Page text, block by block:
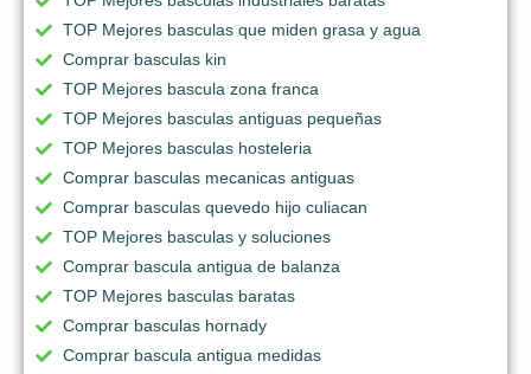
TOP Mejores basculas que miden grasa y agua
Comprar basculas kin
TOP Mejores bascula zona franca
TOP Mejores basculas antiguas pequeñas
TOP Mejores basculas hosteleria
Comprar basculas mecanicas antiguas
Comprar basculas quevedo hijo culiacan
TOP Mejores basculas y soluciones
Comprar bascula antigua de balanza
TOP Mejores basculas baratas
Comprar basculas hornady
Comprar bascula antigua medidas